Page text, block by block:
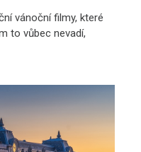
vánoční filmy, které
to vůbec nevadí,